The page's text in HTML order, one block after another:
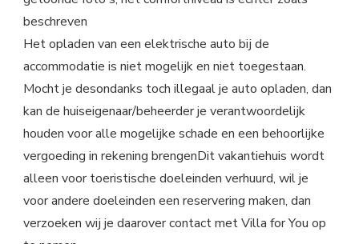
beschreven
Het opladen van een elektrische auto bij de
accommodatie is niet mogelijk en niet toegestaan.
Mocht je desondanks toch illegaal je auto opladen, dan
kan de huiseigenaar/beheerder je verantwoordelijk
houden voor alle mogelijke schade en een behoorlijke
vergoeding in rekening brengenDit vakantiehuis wordt
alleen voor toeristische doeleinden verhuurd, wil je
voor andere doeleinden een reservering maken, dan
verzoeken wij je daarover contact met Villa for You op